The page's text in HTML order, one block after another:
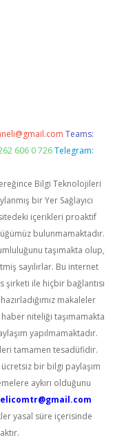
Teams:
606 0 726 Telegram:
Bilgi Teknolojileri
bir Yer Sağlayıcı
içerikleri proaktif
bulunmamaktadır.
taşımakta olup,
sayılırlar. Bu internet
şirketi ile hiçbir bağlantısı
makaleler
niteliği taşımamakta
yapılmamaktadır.
tamamen tesadüfidir.
bir bilgi paylaşım
aykırı olduğunu
yasal süre içerisinde